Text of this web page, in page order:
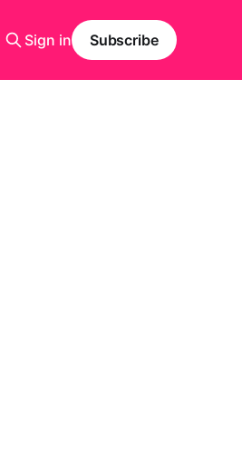
Sign in Subscribe